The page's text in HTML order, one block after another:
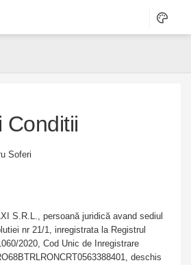
Conditii
Soferi
S.R.L., persoană juridică avand sediul
nr 21/1, inregistrata la Registrul
2020, Cod Unic de Inregistrare
deschis